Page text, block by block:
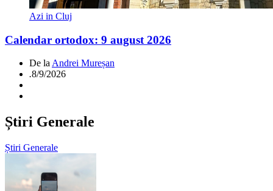
Azi in Cluj
Calendar ortodox: 9 august 2026
De la Andrei Mureșan
.8/9/2026
Știri Generale
Știri Generale